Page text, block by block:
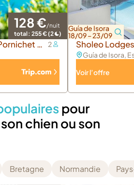
128 €/ nuit
total : 255 €(2 )
Baie De La Baule
2
Guía de Isora
18/09 – 23/09
Sholeo
Guía de Isora,
Voir l’offre
pour
chien ou son
Bretagne Normandie